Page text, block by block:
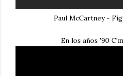
Paul McCartney -
En los años '90